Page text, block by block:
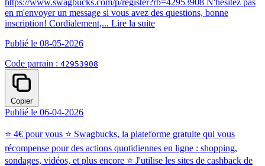
en m'envoyer un message si vous avez des questions, bonne
inscription! Cordialement,... Lire la suite
Publié le 08-05-2026
Code parrain : 42953908
Copier
Publié le 06-04-2026
⭐ 4€ pour vous ⭐ Swagbucks, la plateforme gratuite qui vous
récompense pour des actions quotidiennes en ligne : shopping,
sondages, vidéos, et plus encore ⭐ J'utilise les sites de cashback de